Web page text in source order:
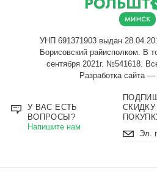
Разработка сайта —